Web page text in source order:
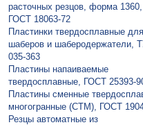
расточных резцов, форма 1360,
ГОСТ 18063-72
Пластинки твердосплавные для
шаберов и шаберодержатели,
035-363
Пластины напаивaемые
твердосплавные, ГОСТ 25393-
Пластины сменные
многогранные (СТМ), ГОСТ
Резцы автоматные из